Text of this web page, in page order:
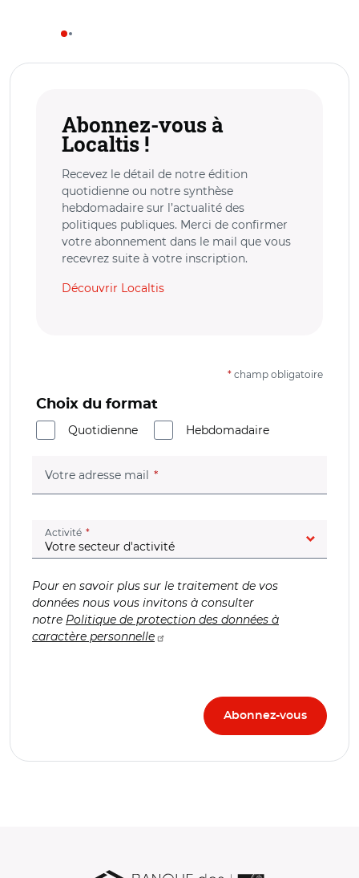
Abonnez-vous à
Localtis !
Recevez le détail de notre édition
quotidienne ou notre synthèse
hebdomadaire sur l’actualité des
politiques publiques. Merci de confirmer
votre abonnement dans le mail que vous
recevrez suite à votre inscription.
Découvrir Localtis
* champ obligatoire
Choix du format
Quotidienne
Hebdomadaire
Votre adresse mail (champ obligatoire)
Activité (champ obligatoire)
Pour en savoir plus sur le traitement de vos
données nous vous invitons à consulter
notre Politique de protection des données à
caractère personnelle